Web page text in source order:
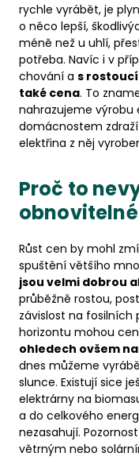
rychle vyrábět, je
o něco lepší,
méně než u uhlí,
potřeba. Navíc i v
chování a s
také cena. To
nahrazujeme výrobu
domácnostem
elektřina z něj
Proč to
Růst cen by mohl
spuštění většího
jsou velmi dobrou
průběžně rostou,
závislost na
horizontu mohou
ohledech ovšem
dnes můžeme
slunce. Existují sice
elektrárny na
a do celkového
nezasahují.
větrným nebo